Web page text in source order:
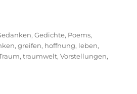
,Gedichte, Poems,
,greifen, hoffnung, leben,
,traumwelt,Vorstellungen,